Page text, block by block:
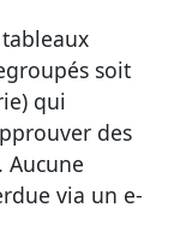
soit
qui
des
Aucune
via un e-